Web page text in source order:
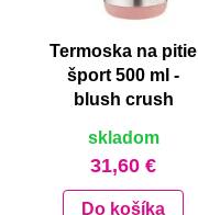
Termoska na pitie
šport 500 ml -
blush crush
skladom
31,60 €
Do košíka